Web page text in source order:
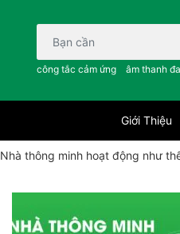
Bạn cần tìm gì..; công tắc
công tắc cảm ứng âm thanh
Giới Thiệu
Nhà thông minh hoạt động như